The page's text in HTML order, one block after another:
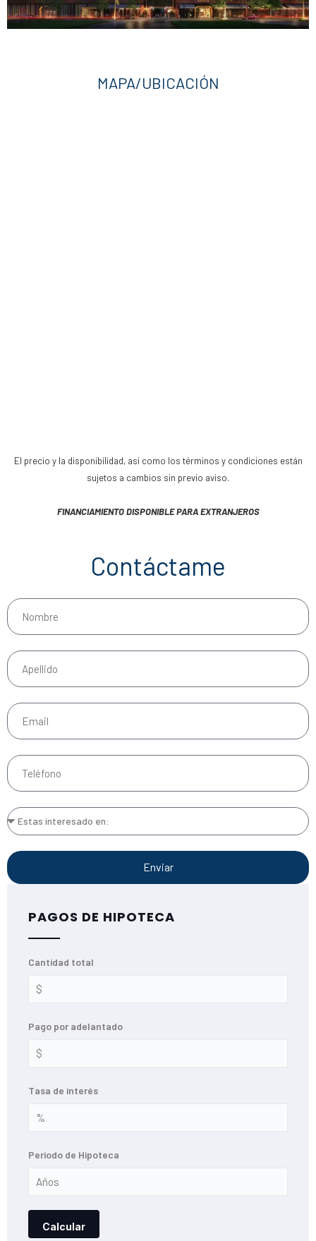
MAPA/UBICACIÓN
El precio y la disponibilidad, así como los términos y condiciones están
sujetos a cambios sin previo aviso.
FINANCIAMIENTO DISPONIBLE PARA EXTRANJEROS
Contáctame
Enviar
PAGOS DE HIPOTECA
Cantidad total
Pago por adelantado
Tasa de interés
Periodo de Hipoteca